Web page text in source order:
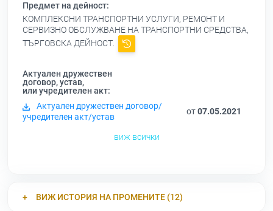
Предмет на дейност:
КОМПЛЕКСНИ ТРАНСПОРТНИ УСЛУГИ, РЕМОНТ И
СЕРВИЗНО ОБСЛУЖВАНЕ НА ТРАНСПОРТНИ СРЕДСТВА,
ТЪРГОВСКА ДЕЙНОСТ.
Актуален дружествен
договор, устав,
или учредителен акт:
Актуален дружествен договор/
учредителен акт/устав
от07.05.2021
виж всички
ВИЖ ИСТОРИЯ НА ПРОМЕНИТЕ (12)